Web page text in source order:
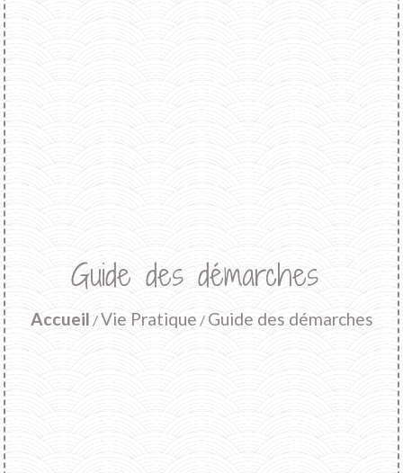
Guide des démarches
Accueil /Vie Pratique / Guide des démarches